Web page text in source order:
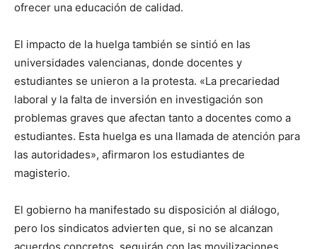
ofrecer una educación de calidad.
El impacto de la huelga también se sintió en las
universidades valencianas, donde docentes y
estudiantes se unieron a la protesta. «La precariedad
laboral y la falta de inversión en investigación son
problemas graves que afectan tanto a docentes como a
estudiantes. Esta huelga es una llamada de atención para
las autoridades», afirmaron los estudiantes de
magisterio.
El gobierno ha manifestado su disposición al diálogo,
pero los sindicatos advierten que, si no se alcanzan